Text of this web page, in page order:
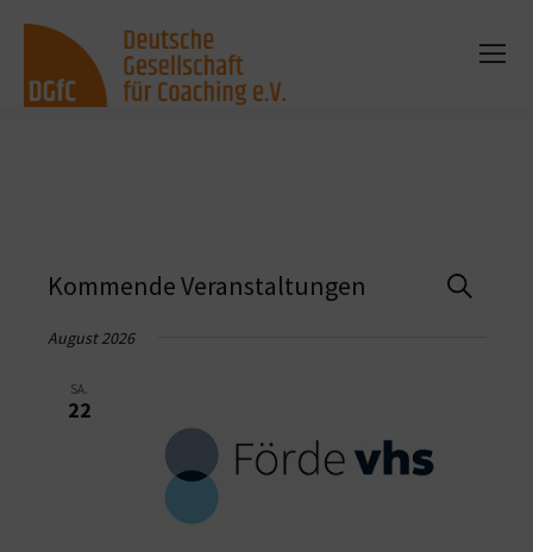
Suche
Kommende Veranstaltungen
August 2026
SA.
22